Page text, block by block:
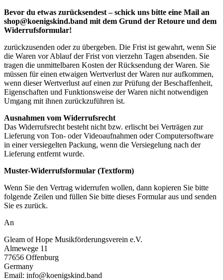
Bevor du etwas zurücksendest – schick uns bitte eine Mail an
shop@koenigskind.band mit dem Grund der Retoure und dem
Widerrufsformular!
zurückzusenden oder zu übergeben. Die Frist ist gewahrt, wenn Sie
die Waren vor Ablauf der Frist von vierzehn Tagen absenden. Sie
tragen die unmittelbaren Kosten der Rücksendung der Waren. Sie
müssen für einen etwaigen Wertverlust der Waren nur aufkommen,
wenn dieser Wertverlust auf einen zur Prüfung der Beschaffenheit,
Eigenschaften und Funktionsweise der Waren nicht notwendigen
Umgang mit ihnen zurückzuführen ist.
Ausnahmen vom Widerrufsrecht
Das Widerrufsrecht besteht nicht bzw. erlischt bei Verträgen zur
Lieferung von Ton- oder Videoaufnahmen oder Computersoftware
in einer versiegelten Packung, wenn die Versiegelung nach der
Lieferung entfernt wurde.
Muster-Widerrufsformular (Textform)
Wenn Sie den Vertrag widerrufen wollen, dann kopieren Sie bitte
folgende Zeilen und füllen Sie bitte dieses Formular aus und senden
Sie es zurück.
An
Gleam of Hope Musikförderungsverein e.V.
Almewege 11
77656 Offenburg
Germany
Email: info@koenigskind.band